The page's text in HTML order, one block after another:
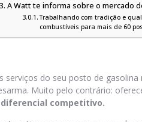
A Watt te informa sobre o mercado
Trabalhando com tradição e
combustíveis para mais de 60
serviços do seu posto de
Muito pelo contrário:
diferencial competitivo.